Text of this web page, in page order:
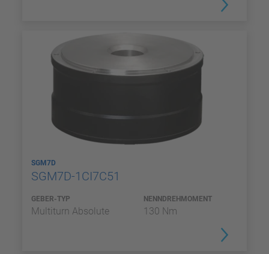
SGM7D
SGM7D-1CI7C51
GEBER-TYP
Multiturn Absolute
NENNDREHMOMENT
130 Nm